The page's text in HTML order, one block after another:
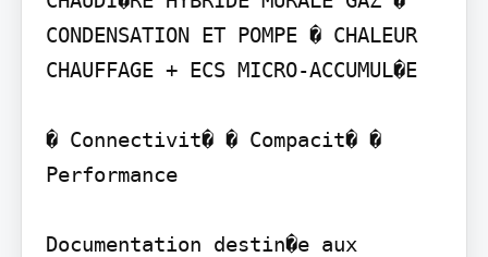
CONDENSATION ET POMPE � CHALEUR
CHAUFFAGE + ECS MICRO-ACCUMUL�E
� Connectivit� � Compacit� �
Performance
Documentation destin�e aux